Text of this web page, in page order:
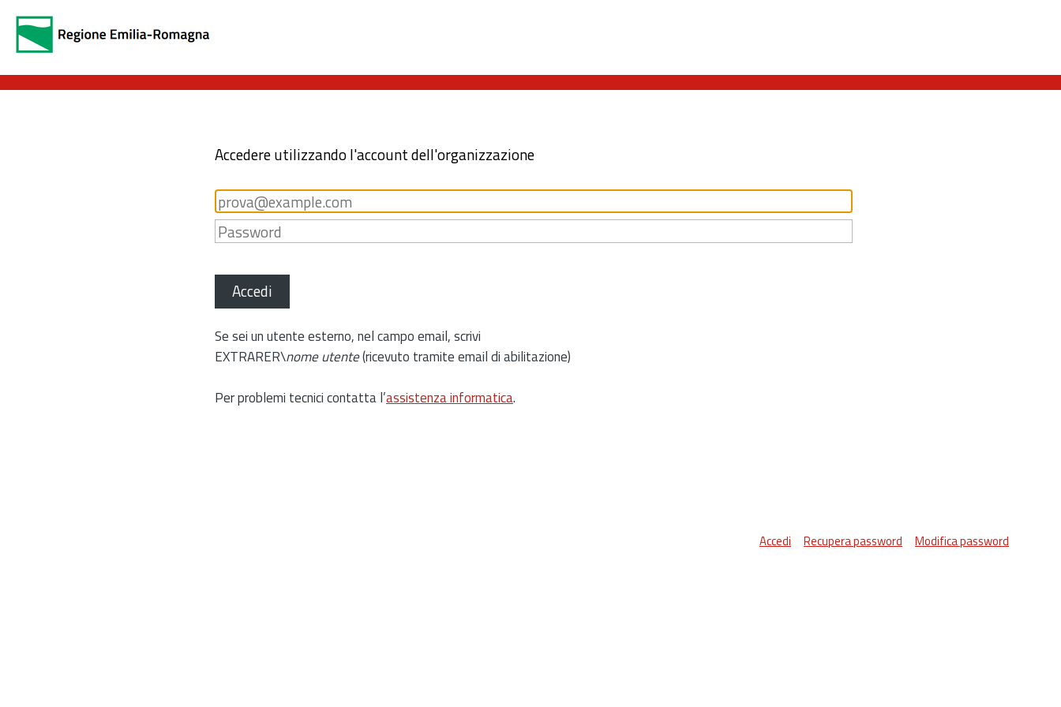
Accedere utilizzando l'account dell'organizzazione
Accedi
Se sei un utente esterno, nel campo email, scrivi
EXTRARER\nome utente(ricevuto tramite email di abilitazione)
Per problemi tecnici contatta l’assistenza informatica.
Accedi Recupera password Modifica password